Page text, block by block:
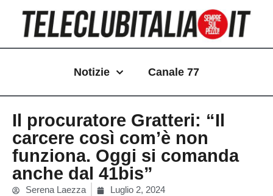
contenuto
Notizie Canale 77
Il procuratore Gratteri: “Il
carcere così com’è non
funziona. Oggi si comanda
anche dal 41bis”
Serena Laezza Luglio 2, 2024